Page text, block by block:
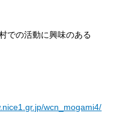
での活動に興味のある
wcn_mogami4/